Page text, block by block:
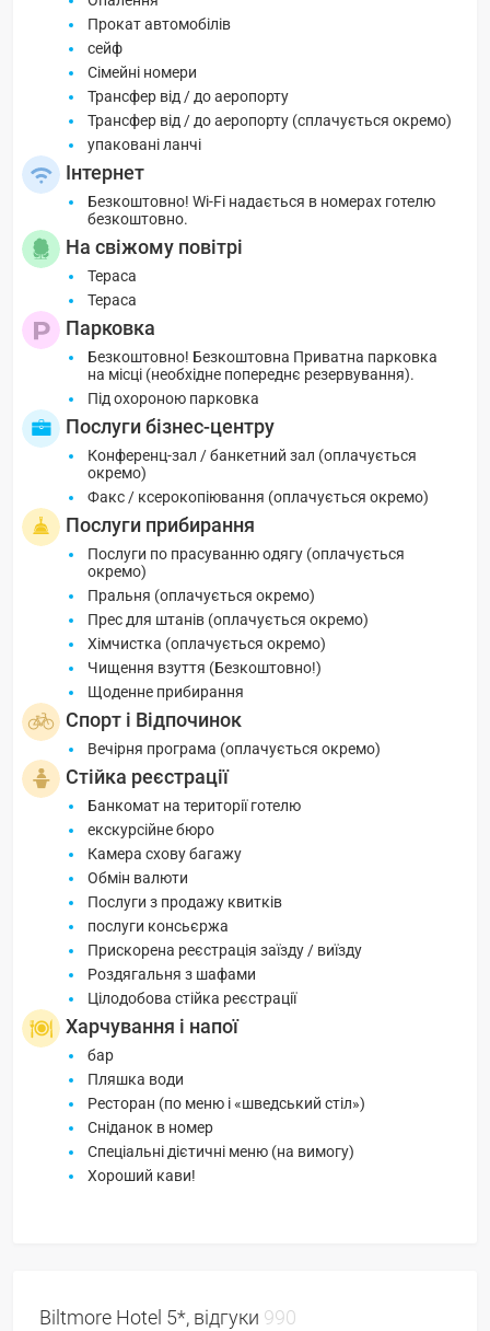
Прокат автомобілів
сейф
Сімейні номери
Трансфер від / до аеропорту
Трансфер від / до аеропорту (сплачується окремо)
упаковані ланчі
Інтернет
Безкоштовно! Wi-Fi надається в номерах готелю
безкоштовно.
На свіжому повітрі
Тераса
Тераса
Парковка
Безкоштовно! Безкоштовна Приватна парковка
на місці (необхідне попереднє резервування).
Під охороною парковка
Послуги бізнес-центру
Конференц-зал / банкетний зал (оплачується
окремо)
Факс / ксерокопіювання (оплачується окремо)
Послуги прибирання
Послуги по прасуванню одягу (оплачується
окремо)
Пральня (оплачується окремо)
Прес для штанів (оплачується окремо)
Хімчистка (оплачується окремо)
Чищення взуття (Безкоштовно!)
Щоденне прибирання
Спорт і Відпочинок
Вечірня програма (оплачується окремо)
Стійка реєстрації
Банкомат на території готелю
екскурсійне бюро
Камера схову багажу
Обмін валюти
Послуги з продажу квитків
послуги консьєржа
Прискорена реєстрація заїзду / виїзду
Роздягальня з шафами
Цілодобова стійка реєстрації
Харчування і напої
бар
Пляшка води
Ресторан (по меню і «шведський стіл»)
Сніданок в номер
Спеціальні дієтичні меню (на вимогу)
Хороший кави!
Biltmore Hotel 5*, відгуки 990